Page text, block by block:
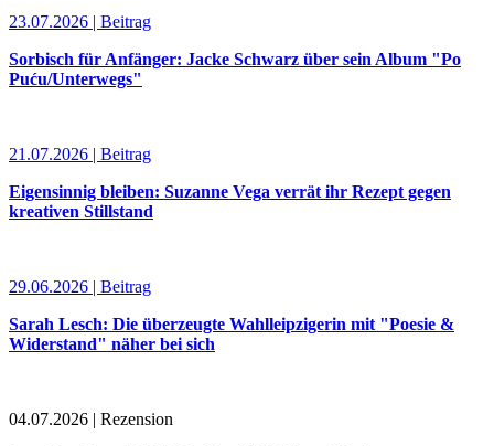
23.07.2026 | Beitrag
Sorbisch für Anfänger: Jacke Schwarz über sein Album "Po
Puću/Unterwegs"
21.07.2026 | Beitrag
Eigensinnig bleiben: Suzanne Vega verrät ihr Rezept gegen
kreativen Stillstand
29.06.2026 | Beitrag
Sarah Lesch: Die überzeugte Wahlleipzigerin mit "Poesie &
Widerstand" näher bei sich
04.07.2026 | Rezension